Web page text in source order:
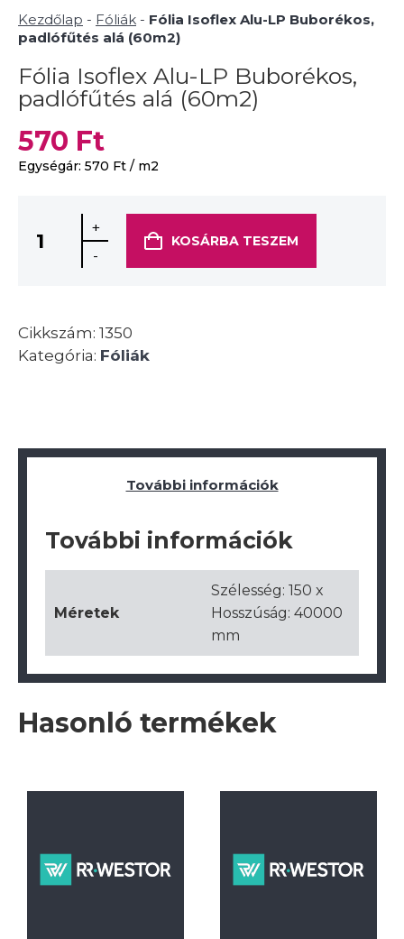
Kezdőlap - Fóliák - Fólia Isoflex Alu-LP Buborékos,
padlófűtés alá (60m2)
Fólia Isoflex Alu-LP Buborékos,
padlófűtés alá (60m2)
570 Ft
Egységár: 570 Ft / m2
+
-
KOSÁRBA TESZEM
Cikkszám: 1350
Kategória: Fóliák
További információk
További információk
Méretek
Szélesség: 150 x
Hosszúság: 40000
mm
Hasonló termékek